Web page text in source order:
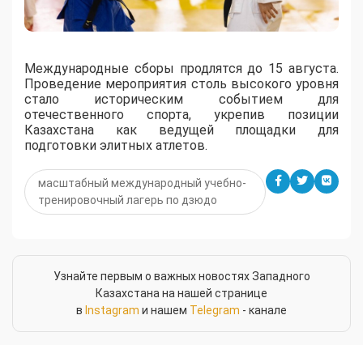
Международные сборы продлятся до 15 августа.
Проведение мероприятия столь высокого уровня
стало историческим событием для
отечественного спорта, укрепив позиции
Казахстана как ведущей площадки для
подготовки элитных атлетов.
масштабный международный учебно-
тренировочный лагерь по дзюдо
Узнайте первым о важных новостях Западного
Казахстана на нашей странице
в Instagram и нашем Telegram - канале